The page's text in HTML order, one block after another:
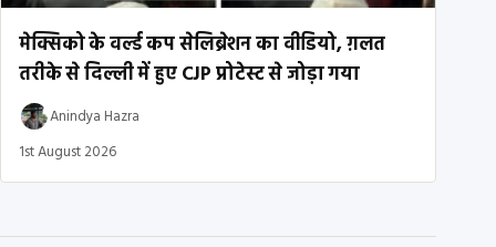
मेक्सिको के वर्ल्ड कप सेलिब्रेशन का वीडियो, ग़लत
तरीके से दिल्ली में हुए CJP प्रोटेस्ट से जोड़ा गया
Anindya Hazra
1st August 2026